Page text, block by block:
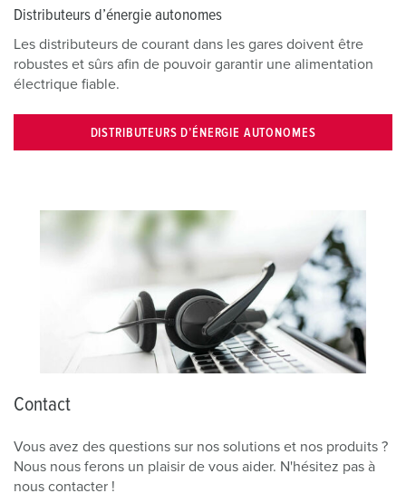
Distributeurs d’énergie autonomes
Les distributeurs de courant dans les gares doivent être
robustes et sûrs afin de pouvoir garantir une alimentation
électrique fiable.
DISTRIBUTEURS D’ÉNERGIE AUTONOMES
Contact
Vous avez des questions sur nos solutions et nos produits ?
Nous nous ferons un plaisir de vous aider. N'hésitez pas à
nous contacter !